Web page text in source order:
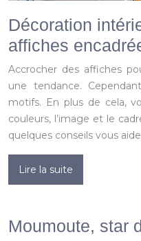
Décoration
affiches
Accrocher des affiches
une tendance.
motifs. En plus de cela,
couleurs, l’image et le
quelques conseils vous
Lire la suite
Moumoute, star